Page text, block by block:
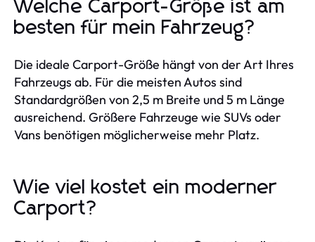
Welche Carport-Größe ist am
besten für mein Fahrzeug?
Die ideale Carport-Größe hängt von der Art Ihres
Fahrzeugs ab. Für die meisten Autos sind
Standardgrößen von 2,5 m Breite und 5 m Länge
ausreichend. Größere Fahrzeuge wie SUVs oder
Vans benötigen möglicherweise mehr Platz.
Wie viel kostet ein moderner
Carport?